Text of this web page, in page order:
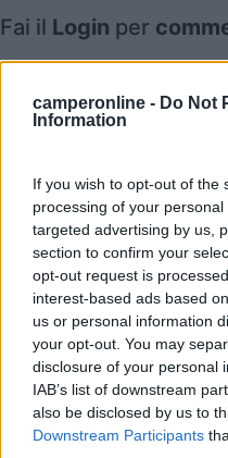
camperonline - Do Not
Information
If you wish to opt-out of the
processing of your
targeted advertising by us,
section to confirm your
opt-out request is
interest-based ads based
us or personal information
your opt-out. You may
disclosure of your personal
IAB’s list of downstream
also be disclosed by us to
Downstream Participants
Fai il Login per
Accessibilità (1)
Pulizia (1)
Servizi (1)
Mostra tutto
campersempre
Peccato per il terreno
piazzole nonostante i
piano il mezzo. Servizi
esterna. CS agevole